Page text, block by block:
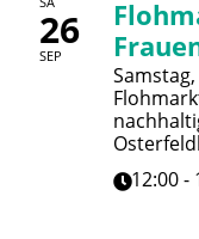
26
SEP
12:00 -